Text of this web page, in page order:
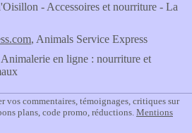
- Accessoires et nourriture - La
, Animals Service Express
en ligne : nourriture et
vos commentaires, témoignages, critiques sur
plans, code promo, réductions. Mentions